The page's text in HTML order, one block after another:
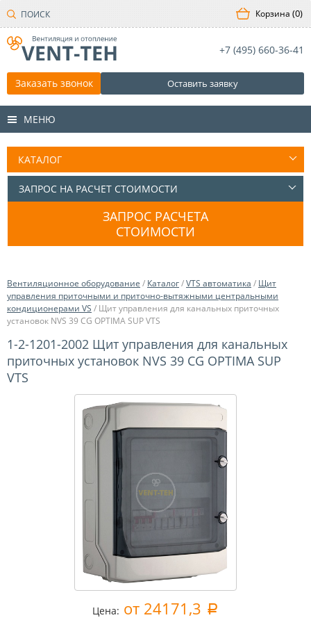
+7 (495) 660-36-41
Заказать звонок Оставить заявку
0
МЕНЮ
ЗАПРОС РАСЧЕТА
СТОИМОСТИ
Вентиляционное оборудование / Каталог/VTS автоматика / Щит
управления приточными и приточно-вытяжными центральными
кондиционерами VS / Щит управления для канальных приточных
установок NVS 39 CG OPTIMA SUP VTS
1-2-1201-2002 Щит управления для канальных
приточных установок NVS 39 CG OPTIMA SUP
VTS
Цена: от 24171,3 a